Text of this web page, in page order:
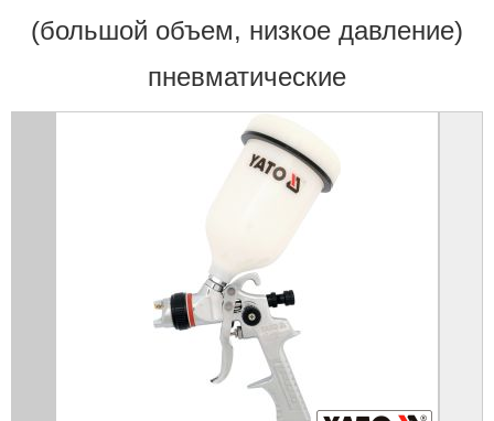
(большой объем, низкое давление)
пневматические